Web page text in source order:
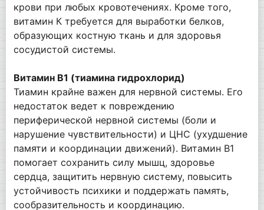
крови при любых кровотечениях. Кроме того,
витамин К требуется для выработки белков,
образующих костную ткань и для здоровья
сосудистой системы.
Витамин В1 (тиамина гидрохлорид)
Тиамин крайне важен для нервной системы. Его
недостаток ведет к повреждению
периферической нервной системы (боли и
нарушение чувствительности) и ЦНС (ухудшение
памяти и координации движений). Витамин B1
помогает сохранить силу мышц, здоровье
сердца, защитить нервную систему, повысить
устойчивость психики и поддержать память,
сообразительность и координацию.